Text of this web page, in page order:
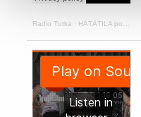
Radio Tutka · HÄTÄTILA podcast 1